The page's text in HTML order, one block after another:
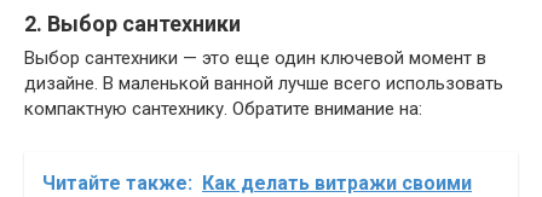
2. Выбор сантехники
Выбор сантехники — это еще один ключевой момент в
дизайне. В маленькой ванной лучше всего использовать
компактную сантехнику. Обратите внимание на:
Читайте также:
Как делать витражи своими